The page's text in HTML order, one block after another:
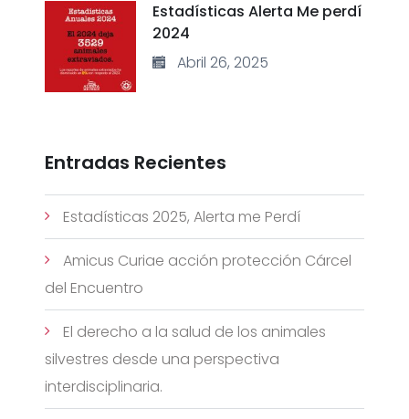
Estadísticas Alerta Me perdí
2024
Abril 26, 2025
Entradas Recientes
Estadísticas 2025, Alerta me Perdí
Amicus Curiae acción protección Cárcel
del Encuentro
El derecho a la salud de los animales
silvestres desde una perspectiva
interdisciplinaria.